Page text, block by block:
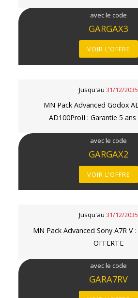
avec le code
GARGAX3
VOIR L'OFFRE
Jusqu'au 31/12/2035
MN Pack Advanced Godox
AD100ProII : Garantie 5 ans
avec le code
GARGAX2
VOIR L'OFFRE
Jusqu'au 31/12/2035
MN Pack Advanced Sony A7R V
OFFERTE
avec le code
GARA7RV